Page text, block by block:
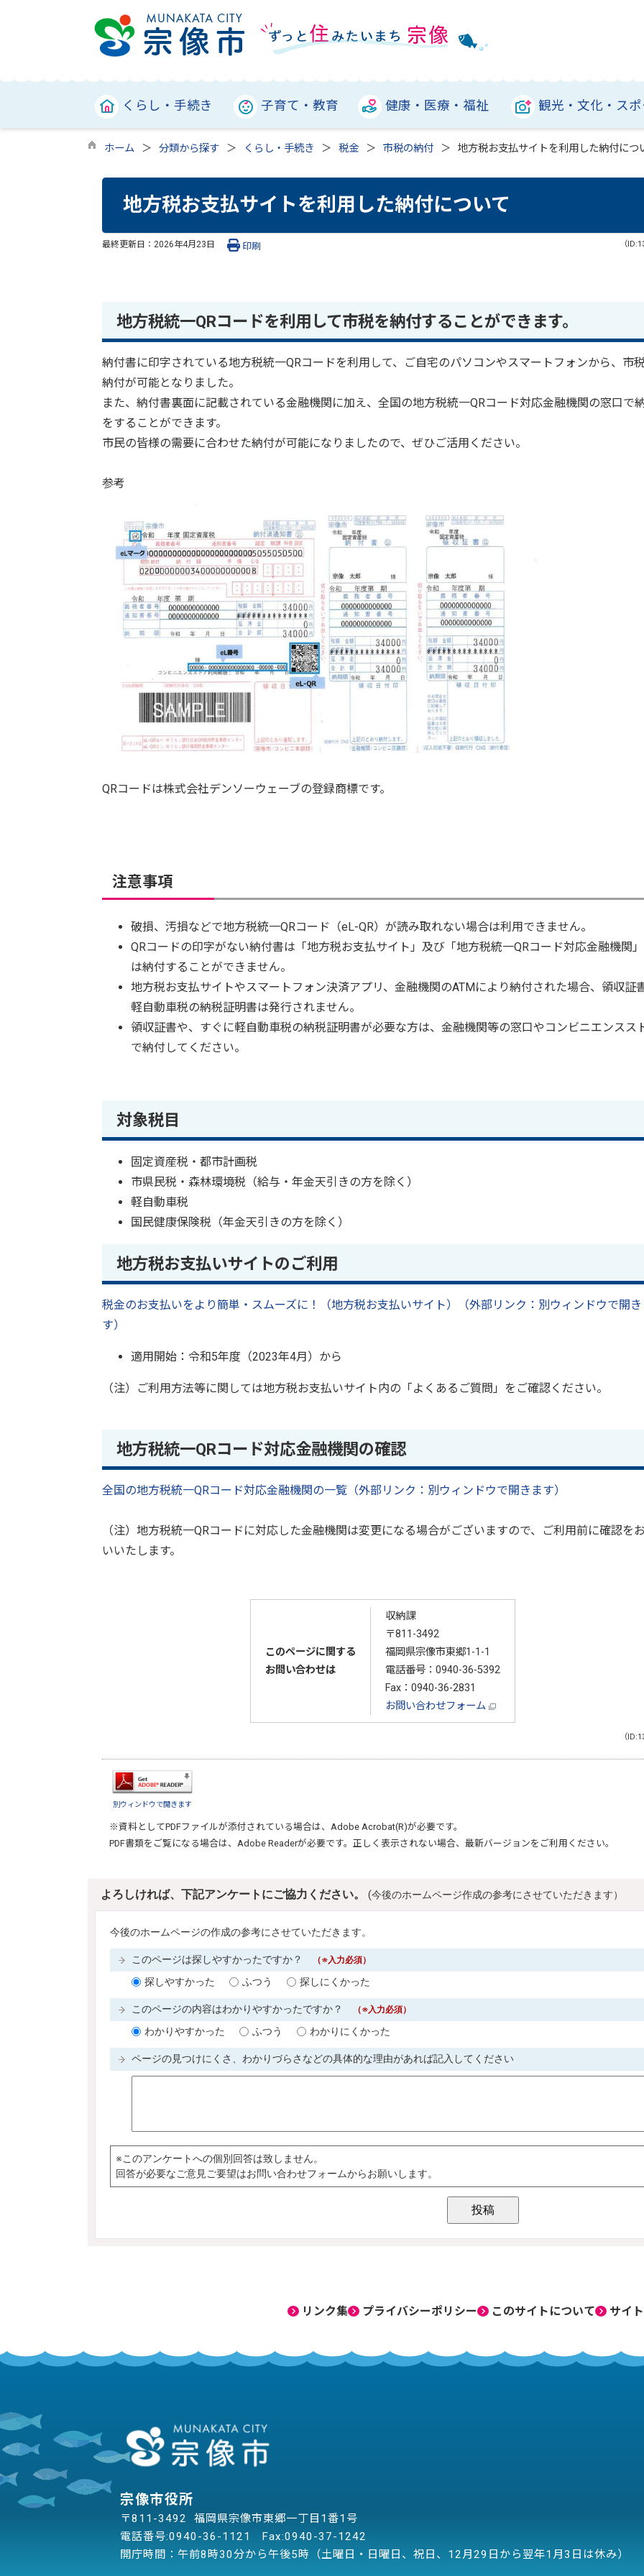
くらし・手続き 子育て・教育 健康・医療・福祉 観光・文化・ス
ホーム 分類から探す くらし・手続き 税金 市税の納付 地方税お支払サイトを利用した納付につ
地方税お支払サイトを利用した納付について
最終更新日： 2026年4月23日 （
印刷
地方税統一QRコードを利用して市税を納付することができます。
納付書に印字されている地方税統一QRコードを利用して、ご自宅のパソコンやスマートフォンから、市
納付が可能となりました。
また、納付書裏面に記載されている金融機関に加え、全国の地方税統一QRコード対応金融機関の窓口で
をすることができます。
市民の皆様の需要に合わせた納付が可能になりましたので、ぜひご活用ください。
参考
QRコードは株式会社デンソーウェーブの登録商標です。
注意事項
破損、汚損などで地方税統一QRコード（eL-QR）が読み取れない場合は利用できません。
QRコードの印字がない納付書は「地方税お支払サイト」及び「地方税統一QRコード対応金融機関
は納付することができません。
地方税お支払サイトやスマートフォン決済アプリ、金融機関のATMにより納付された場合、領収証
軽自動車税の納税証明書は発行されません。
領収証書や、すぐに軽自動車税の納税証明書が必要な方は、金融機関等の窓口やコンビニエンスス
で納付してください。
対象税目
固定資産税・都市計画税
市県民税・森林環境税（給与・年金天引きの方を除く）
軽自動車税
国民健康保険税（年金天引きの方を除く）
地方税お支払いサイトのご利用
税金のお支払いをより簡単・スムーズに！（地方税お支払いサイト）（外部リンク：別ウィンドウで開
す）
適用開始：令和5年度（2023年4月）から
（注）ご利用方法等に関しては地方税お支払いサイト内の「よくあるご質問」をご確認ください。
地方税統一QRコード対応金融機関の確認
全国の地方税統一QRコード対応金融機関の一覧（外部リンク：別ウィンドウで開きます）
（注）地方税統一QRコードに対応した金融機関は変更になる場合がございますので、ご利用前に確認を
いいたします。
このページに関する
お問い合わせは
収納課
〒811-3492
福岡県宗像市東郷1-1-1
電話番号： 0940-36-5392
Fax：0940-36-2831
お問い合わせフォーム
（
別ウィンドウで開きます
※資料としてPDFファイルが添付されている場合は、 Adobe Acrobat(R)が必要です。
PDF書類をご覧になる場合は、 Adobe Readerが必要です。正しく表示されない場合、最新バージョンをご利用ください。
リンク集 プライバシーポリシー このサイトについて サイ
宗像市役所
〒811-3492 福岡県宗像市東郷一丁目1番1号
電話番号:0940-36-1121
Fax:0940-37-1242
開庁時間：午前8時30分から午後5時（土曜日・日曜日、祝日、12月29日から翌年1月3日は休み）